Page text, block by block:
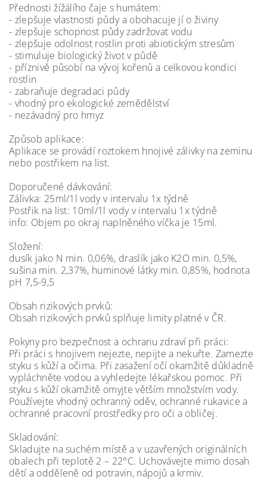
Přednosti žížálího čaje s humátem:
- zlepšuje vlastnosti půdy a obohacuje jí o živiny
- zlepšuje schopnost půdy zadržovat vodu
- zlepšuje odolnost rostlin proti abiotickým stresům
- stimuluje biologický život v půdě
- příznivě působí na vývoj kořenů a celkovou kondici
rostlin
- zabraňuje degradaci půdy
- vhodný pro ekologické zemědělství
- nezávadný pro hmyz
Způsob aplikace:
Aplikace se provádí roztokem hnojivé zálivky na zeminu
nebo postřikem na list.
Doporučené dávkování:
Zálivka: 25ml/1l vody v intervalu 1x týdně
Postřik na list: 10ml/1l vody v intervalu 1x týdně
info: Objem po okraj naplněného víčka je 15ml.
Složení:
dusík jako N min. 0,06%, draslík jako K2O min. 0,5%,
sušina min. 2,37%, huminové látky min. 0,85%, hodnota
pH 7,5-9,5
Obsah rizikových prvků:
Obsah rizikových prvků splňuje limity platné v ČR.
Pokyny pro bezpečnost a ochranu zdraví při práci:
Při práci s hnojivem nejezte, nepijte a nekuřte. Zamezte
styku s kůží a očima. Při zasažení očí okamžitě důkladně
vypláchněte vodou a vyhledejte lékařskou pomoc. Při
styku s kůží okamžitě omyjte větším množstvím vody.
Používejte vhodný ochranný oděv, ochranné rukavice a
ochranné pracovní prostředky pro oči a obličej.
Skladování:
Skladujte na suchém místě a v uzavřených originálních
obalech při teplotě 2 – 22°C. Uchovávejte mimo dosah
dětí a odděleně od potravin, nápojů a krmiv.